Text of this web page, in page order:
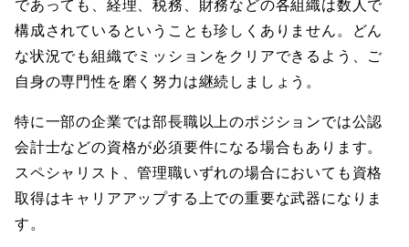
であっても、経理、税務、財務などの各組織は数人で
構成されているということも珍しくありません。どん
な状況でも組織でミッションをクリアできるよう、ご
自身の専門性を磨く努力は継続しましょう。
特に一部の企業では部長職以上のポジションでは公認
会計士などの資格が必須要件になる場合もあります。
スペシャリスト、管理職いずれの場合においても資格
取得はキャリアアップする上での重要な武器になりま
す。